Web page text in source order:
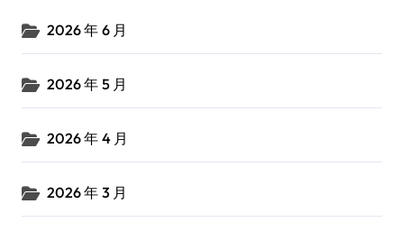
2026 年 6 月
2026 年 5 月
2026 年 4 月
2026 年 3 月